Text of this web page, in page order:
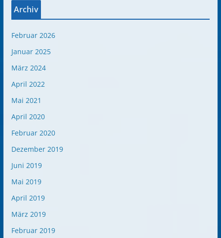
Archiv
Februar 2026
Januar 2025
März 2024
April 2022
Mai 2021
April 2020
Februar 2020
Dezember 2019
Juni 2019
Mai 2019
April 2019
März 2019
Februar 2019